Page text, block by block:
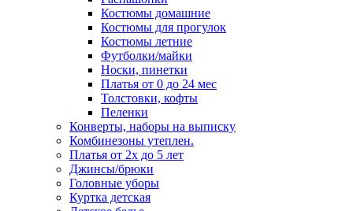
Костюмы домашние
Костюмы для прогулок
Костюмы летние
Футболки/майки
Носки, пинетки
Платья от 0 до 24 мес
Толстовки, кофты
Пеленки
Конверты, наборы на выписку
Комбинезоны утеплен.
Платья от 2х до 5 лет
Джинсы/брюки
Головные уборы
Куртка детская